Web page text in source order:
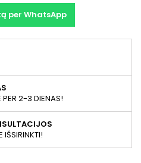
per WhatsApp
PER 2-3 DIENAS!
IŠSIRINKTI!